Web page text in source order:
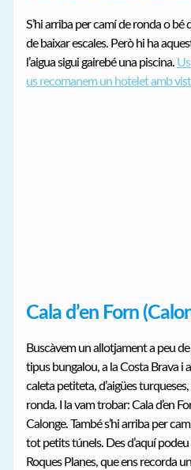
S’hi arriba per camí de ronda o bé
de baixar escales. Però hi ha
l’aigua sigui gairebé una piscina.
us recomanem un hotelet amb
Cala d’en Forn
Buscàvem un allotjament a peu
tipus bungalou, a la Costa Brava i
caleta petiteta, d’aigües
ronda. I la vam trobar: Cala d’en
Calonge. També s’hi arriba per
tot petits túnels. Des d’aquí
Roques Planes, que ens recorda